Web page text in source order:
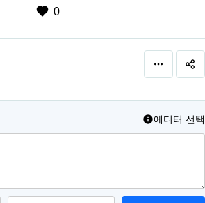
0
에디터 선택